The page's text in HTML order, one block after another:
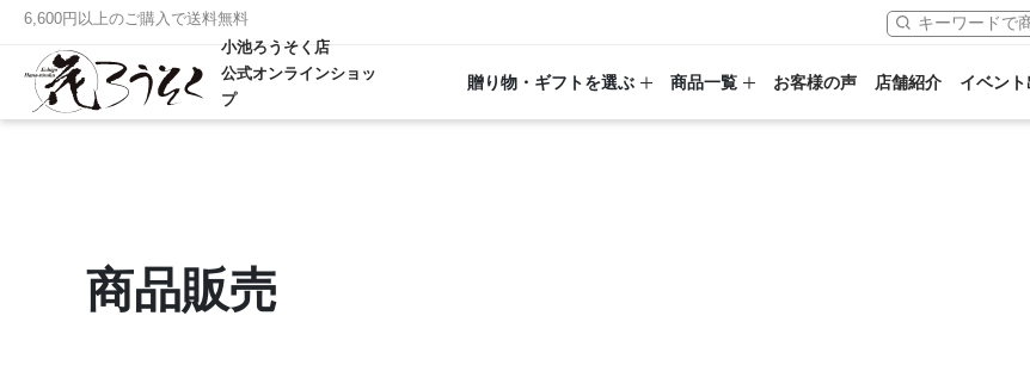
小池ろうそく店
公式オンラインショッ
プ
6,600円以上のご購入で送料無料
贈り物・ギフトを選ぶ 商品一覧 お客様の声 店舗紹介 イベン
商品販売